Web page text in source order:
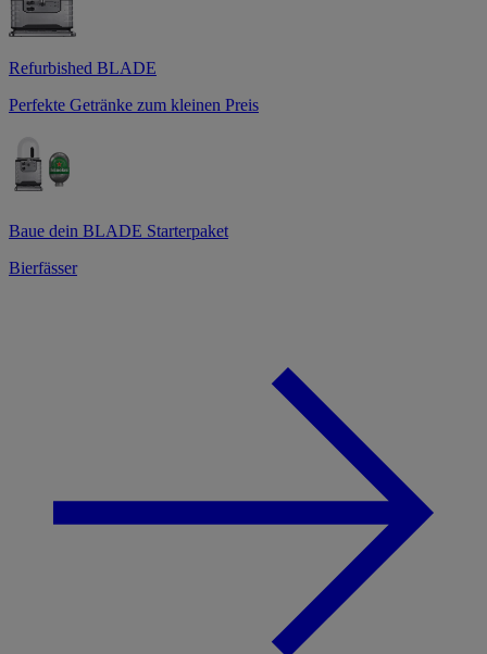
Refurbished BLADE
Perfekte Getränke zum kleinen Preis
Baue dein BLADE Starterpaket
Bierfässer